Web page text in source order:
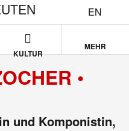
EN
KULTUR
MEHR
•
und Komponistin,